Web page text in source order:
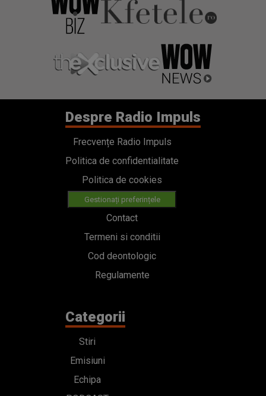
Despre Radio Impuls
Frecvențe Radio Impuls
Politica de confidentialitate
Politica de cookies
Gestionați preferințele
Contact
Termeni si conditii
Cod deontologic
Regulamente
Categorii
Stiri
Emisiuni
Echipa